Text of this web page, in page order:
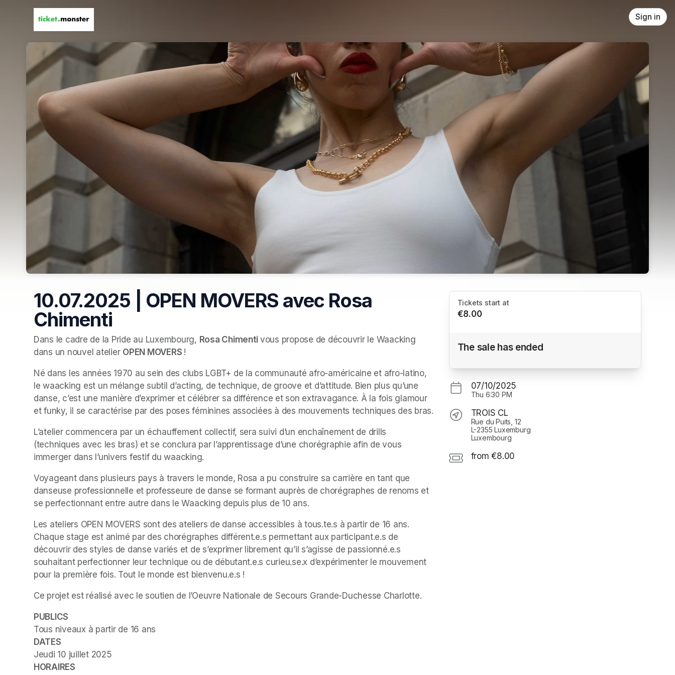
Skip header
Sign in
10.07.2025 | OPEN MOVERS avec Rosa
Chimenti
Dans le cadre de la Pride au Luxembourg, Rosa Chimenti vous propose de découvrir le Waacking
dans un nouvel atelier OPEN MOVERS !
Né dans les années 1970 au sein des clubs LGBT+ de la communauté afro-américaine et afro-latino,
le waacking est un mélange subtil d’acting, de technique, de groove et d’attitude. Bien plus qu’une
danse, c’est une manière d’exprimer et célébrer sa différence et son extravagance. À la fois glamour
et funky, il se caractérise par des poses féminines associées à des mouvements techniques des bras.
L’atelier commencera par un échauffement collectif, sera suivi d’un enchaînement de drills
(techniques avec les bras) et se conclura par l’apprentissage d’une chorégraphie afin de vous
immerger dans l’univers festif du waacking.
Voyageant dans plusieurs pays à travers le monde, Rosa a pu construire sa carrière en tant que
danseuse professionnelle et professeure de danse se formant auprès de chorégraphes de renoms et
se perfectionnant entre autre dans le Waacking depuis plus de 10 ans.
Les ateliers OPEN MOVERS sont des ateliers de danse accessibles à tous.te.s à partir de 16 ans.
Chaque stage est animé par des chorégraphes différent.e.s permettant aux participant.e.s de
découvrir des styles de danse variés et de s’exprimer librement qu’il s’agisse de passionné.e.s
souhaitant perfectionner leur technique ou de débutant.e.s curieu.se.x d’expérimenter le mouvement
pour la première fois. Tout le monde est bienvenu.e.s !
Ce projet est réalisé avec le soutien de l’Oeuvre Nationale de Secours Grande-Duchesse Charlotte.
PUBLICS
Tous niveaux à partir de 16 ans
DATES
HORAIRES
Tickets start at
€8.00
Chimenti
TROIS CL
The sale has ended
07/10/2025
Thu 6:30 PM
TROIS CL
Rue du Puits, 12
L-2355 Luxemburg
Luxembourg
from €8.00